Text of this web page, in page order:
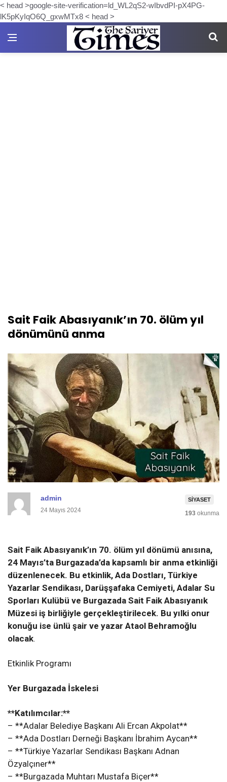
< head >google-site-verification=ld_WL2qS2-wIbvdPI-pX4PG-
lK5pKyIqO6Q_gxwMTx8 < head >
Sait Faik Abasıyanık’ın 70. ölüm yıl
dönümünü anma
admin
24 Mayıs 2024
SIYASET
193 okunma
Sait Faik Abasıyanık’ın 70. ölüm yıl dönümü anısına,
24 Mayıs’ta Burgazada’da kapsamlı bir anma etkinliği
düzenlenecek. Bu etkinlik, Ada Dostları, Türkiye
Yazarlar Sendikası, Darüşşafaka Cemiyeti, Adalar Su
Sporları Kulübü ve Burgazada Sait Faik Abasıyanık
Müzesi iş birliğiyle gerçekleştirilecek. Bu yılki onur
konuğu ise ünlü şair ve yazar Ataol Behramoğlu
olacak.
Etkinlik Programı
Yer Burgazada İskelesi
**Katılımcılar:**
– **Adalar Belediye Başkanı Ali Ercan Akpolat**
– **Ada Dostları Derneği Başkanı İbrahim Aycan**
– **Türkiye Yazarlar Sendikası Başkanı Adnan
Özyalçıner**
– **Burgazada Muhtarı Mustafa Biçer**